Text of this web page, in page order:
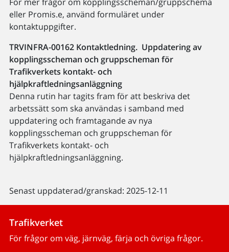
eller Promis.e, använd formuläret under
kontaktuppgifter.
TRVINFRA-00162 Kontaktledning. Uppdatering av
kopplingsscheman och gruppscheman för
Trafikverkets kontakt- och
hjälpkraftledningsanläggning
Denna rutin har tagits fram för att beskriva det
arbetssätt som ska användas i samband med
uppdatering och framtagande av nya
kopplingsscheman och gruppscheman för
Trafikverkets kontakt- och
hjälpkraftledningsanläggning.
Senast uppdaterad/granskad: 2025-12-11
Trafikverket
För frågor om väg, järnväg, färja och övriga frågor.